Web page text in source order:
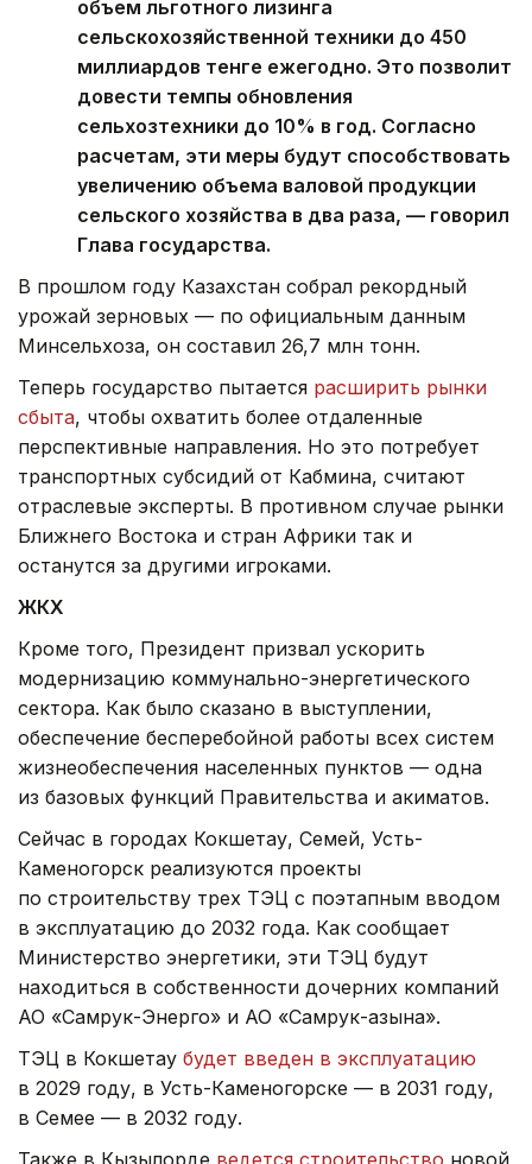
объем льготного лизинга
сельскохозяйственной техники до 450
миллиардов тенге ежегодно. Это позволит
довести темпы обновления
сельхозтехники до 10% в год. Согласно
расчетам, эти меры будут способствовать
увеличению объема валовой продукции
сельского хозяйства в два раза, — говорил
Глава государства.
В прошлом году Казахстан собрал рекордный
урожай зерновых — по официальным данным
Минсельхоза, он составил 26,7 млн тонн.
Теперь государство пытается расширить рынки
сбыта, чтобы охватить более отдаленные
перспективные направления. Но это потребует
транспортных субсидий от Кабмина, считают
отраслевые эксперты. В противном случае рынки
Ближнего Востока и стран Африки так и
останутся за другими игроками.
ЖКХ
Кроме того, Президент призвал ускорить
модернизацию коммунально-энергетического
сектора. Как было сказано в выступлении,
обеспечение бесперебойной работы всех систем
жизнеобеспечения населенных пунктов — одна
из базовых функций Правительства и акиматов.
Сейчас в городах Кокшетау, Семей, Усть-
Каменогорск реализуются проекты
по строительству трех ТЭЦ с поэтапным вводом
в эксплуатацию до 2032 года. Как сообщает
Министерство энергетики, эти ТЭЦ будут
находиться в собственности дочерних компаний
АО «Самрук-Энерго» и АО «Самрук-Қазына».
ТЭЦ в Кокшетау будет введен в эксплуатацию
в 2029 году, в Усть-Каменогорске — в 2031 году,
в Семее — в 2032 году.